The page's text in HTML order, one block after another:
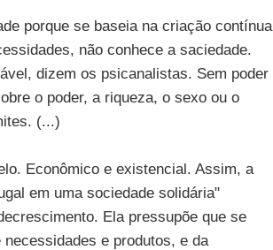
porque se baseia na criação contínua
não conhece a saciedade.
dizem os psicanalistas. Sem poder
o poder, a riqueza, o sexo ou o
(...)
Econômico e existencial. Assim, a
em uma sociedade solidária"
Ela pressupõe que se
e produtos, e da